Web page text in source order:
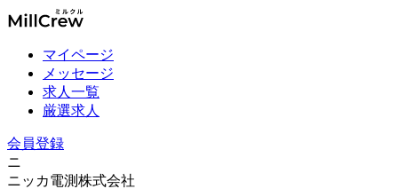
マイページ
メッセージ
求人一覧
厳選求人
会員登録
ニ
ニッカ電測株式会社